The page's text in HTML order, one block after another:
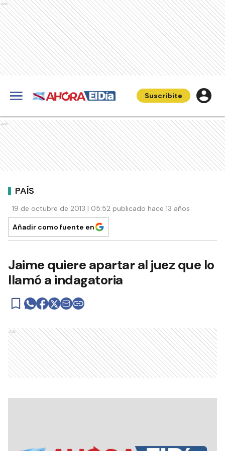
Ads
Suscribite
Ads
PAÍS
19 de octubre de 2013 | 05:52 publicado hace 13 años
Añadir como fuente en
Jaime quiere apartar al juez que lo
llamó a indagatoria
Ads